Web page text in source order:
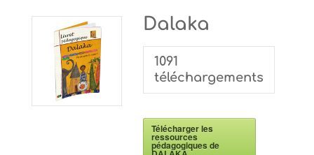
Dalaka
1091
téléchargements
Télécharger les
ressources
pédagogiques de